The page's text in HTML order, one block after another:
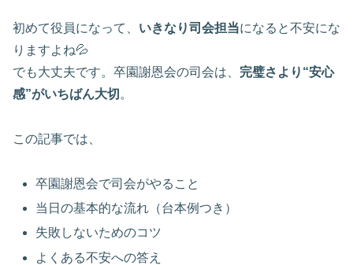
初めて役員になって、 いきなり司会担当になると不安にな
りますよね💦
でも大丈夫です。卒園謝恩会の司会は、 完璧さより“安心
感”がいちばん大切 。
この記事では、
卒園謝恩会で司会がやること
当日の基本的な流れ（台本例つき）
失敗しないためのコツ
よくある不安への答え